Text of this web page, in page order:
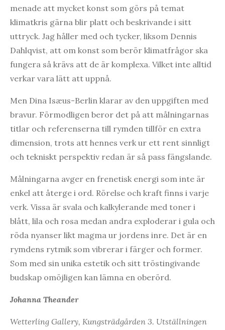
menade att mycket konst som görs på temat
klimatkris gärna blir platt och beskrivande i sitt
uttryck. Jag håller med och tycker, liksom Dennis
Dahlqvist, att om konst som berör klimatfrågor ska
fungera så krävs att de är komplexa. Vilket inte alltid
verkar vara lätt att uppnå.
Men Dina Isæus-Berlin klarar av den uppgiften med
bravur. Förmodligen beror det på att målningarnas
titlar och referenserna till rymden tillför en extra
dimension, trots att hennes verk ur ett rent sinnligt
och tekniskt perspektiv redan är så pass fängslande.
Målningarna avger en frenetisk energi som inte är
enkel att återge i ord. Rörelse och kraft finns i varje
verk. Vissa är svala och kalkylerande med toner i
blått, lila och rosa medan andra exploderar i gula och
röda nyanser likt magma ur jordens inre. Det är en
rymdens rytmik som vibrerar i färger och former.
Som med sin unika estetik och sitt tröstingivande
budskap omöjligen kan lämna en oberörd.
Johanna Theander
Wetterling Gallery, Kungsträdgården 3. Utställningen